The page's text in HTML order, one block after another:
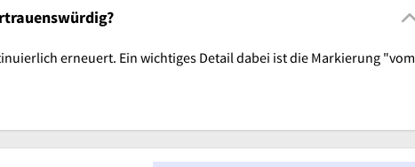
erneuert. Ein wichtiges Detail dabei ist die Markierung "vom